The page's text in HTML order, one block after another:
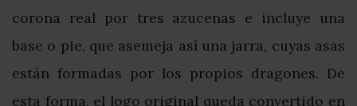
corona real por tres azucenas e incluye una
base o pie, que asemeja así una jarra, cuyas asas
están formadas por los propios dragones. De
esta forma, el logo original queda convertido en